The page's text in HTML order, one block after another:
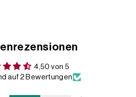
4,50 von 5
auf 2 Bewertungen